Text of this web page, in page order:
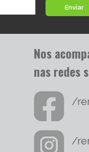
Enviar
Nos
nas redes
/
/